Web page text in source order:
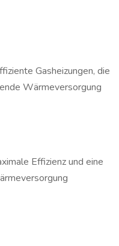
Gasheizungen, die
Wärmeversorgung
Effizienz und eine